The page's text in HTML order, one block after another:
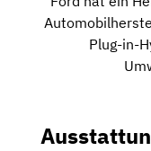
Plug-in-